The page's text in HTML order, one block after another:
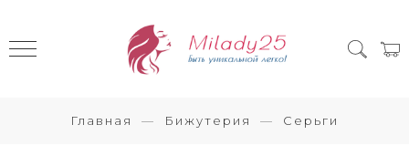
Главная Бижутерия Серьги